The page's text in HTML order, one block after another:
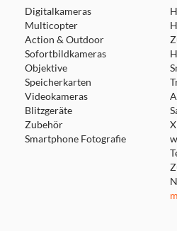
Sensor von
du auch in schwach
in Facecam verbessert dein
wie bei einer DSLR-
von Facecam gehört ein
im komprimierten MJPEG-
Digitalkameras
Multicopter
Action & Outdoor
Sofortbildkameras
Objektive
Speicherkarten
Videokameras
Blitzgeräte
Zubehör
Smartphone Fotografie